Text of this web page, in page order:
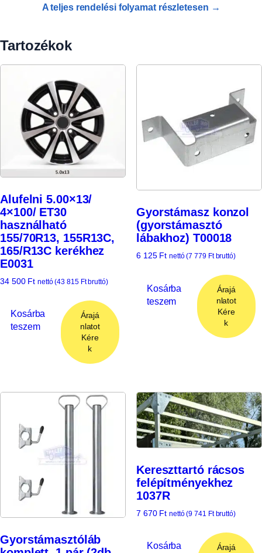
A teljes rendelési folyamat részletesen →
Tartozékok
Alufelni 5.00×13/
4×100/ ET30
használható
155/70R13, 155R13C,
165/R13C kerékhez
E0031
34 500 Ft nettó (43 815 Ftbruttó)
Kosárba
teszem
Árajá
nlatot
Kére
k
Gyorstámasz konzol
(gyorstámasztó
lábakhoz) T00018
6 125 Ft nettó (7 779 Ftbruttó)
Kosárba
teszem
Árajá
nlatot
Kére
k
Gyorstámasztóláb
Kereszttartó rácsos
felépítményekhez
1037R
7 670 Ft nettó (9 741 Ftbruttó)
Kosárba
Árajá